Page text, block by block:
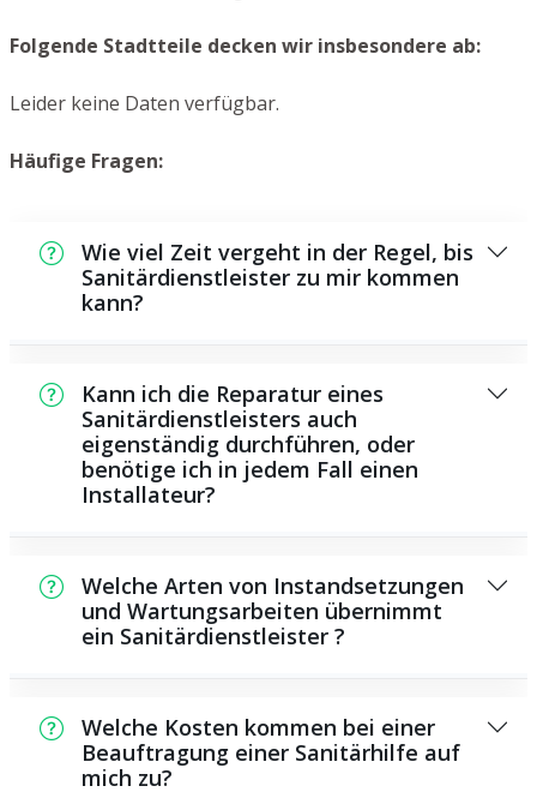
Folgende Stadtteile decken wir insbesondere ab:
Leider keine Daten verfügbar.
Häufige Fragen:
Wie viel Zeit vergeht in der Regel, bis
Sanitärdienstleister zu mir kommen
kann?
Ihnen vor Ort sein. Dies hängt unter
anderem von der Auftragslage zu diesem
Zeitpunkt ab sowie von der Verkehrslage
und der örtlichen Gegebenheit.
Kann ich die Reparatur eines
Sanitärdienstleisters auch
eigenständig durchführen, oder
benötige ich in jedem Fall einen
Installateur?
Wartungsarbeiten, die Sie eigenständig
ausführen können, zum Beispiel das
Verwenden von Rohrreinigungsmitteln aus
Verwendung von speziellem Werkzeug oder
umfangreichem Wissen benötigen, besser
ausgebildeten Personen zu überlassen. Ein
Welche Arten von Instandsetzungen
und Wartungsarbeiten übernimmt
ein Sanitärdienstleister ?
Vielzahl von Reparaturen und
Wartungsarbeiten, darunter die Installation
und Reparatur von Rohrleitungen,
Welche Kosten kommen bei einer
Beauftragung einer Sanitärhilfe auf
mich zu?